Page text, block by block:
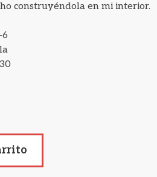
construyéndola en mi interior.